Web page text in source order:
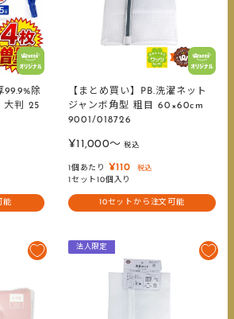
99.9%除
大判 25
能
【まとめ買い】PB.洗濯ネット
ジャンボ角型 粗目 60×60cm
9001/018726
販
価
¥11,000〜 税込
1個あたり ¥110 税込
1セット10個入り
10セットから注文可能
法人限定